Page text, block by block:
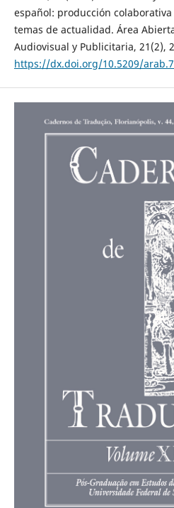
español: producción
temas de actualidad. Área
Audiovisual y Publicitaria, 21(2),
https://dx.doi.org/10.5209/